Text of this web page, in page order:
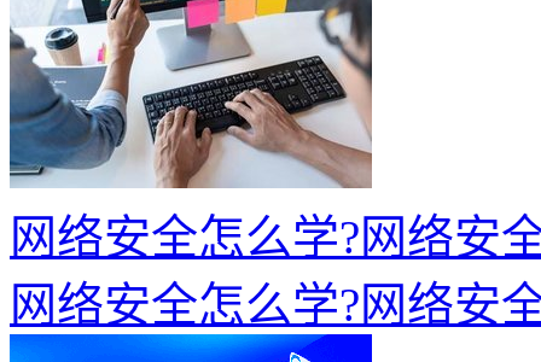
网络安全怎么学?网络安
网络安全怎么学?网络安